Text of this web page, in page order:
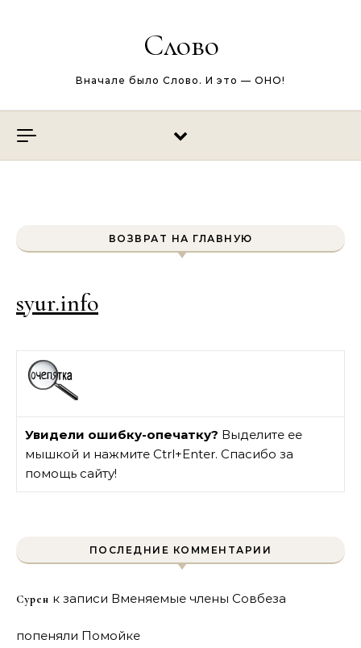
Слово
Вначале было Слово. И это — ОНО!
ВОЗВРАТ НА ГЛАВНУЮ
syur.info
Увидели ошибку-опечатку? Выделите ее
мышкой и нажмите Ctrl+Enter. Спасибо за
помощь сайту!
ПОСЛЕДНИЕ КОММЕНТАРИИ
Сурен к записи Вменяемые члены Совбеза
попеняли Помойке